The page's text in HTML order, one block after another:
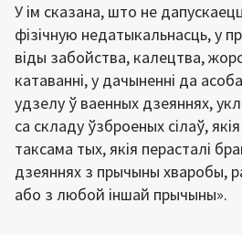
У ім сказана, што не
фізічную недатыкальнасць, у
віды забойства, калецтва,
катаванні, у дачыненні да
удзелу ў ваенных дзеяннях,
са складу ўзброеных сілаў,
таксама тых, якія перасталі
дзеяннях з прычыны хваробы,
або з любой іншай прычыны».